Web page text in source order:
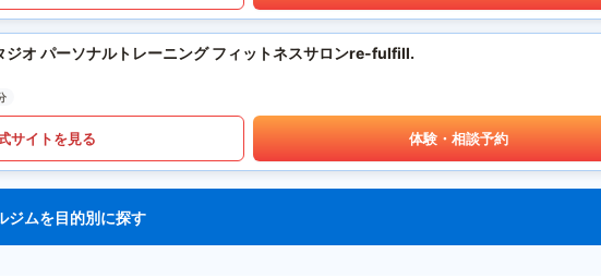
ジオ パーソナルトレーニング フィットネスサロンre-fulfill.
サイトを見る 体験・相談予約
ジムを目的別に探す